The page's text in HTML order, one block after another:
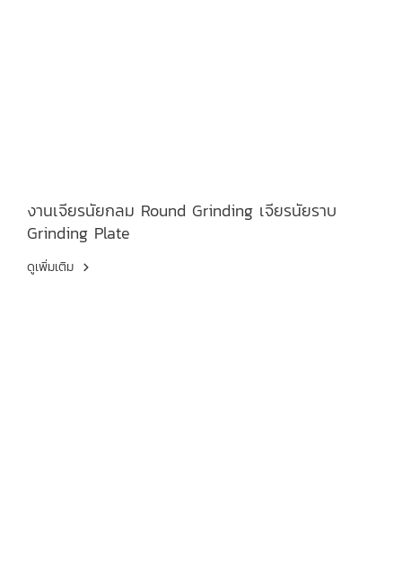
งานเจียรนัยกลม Round Grinding เจียรนัยราบ
Grinding Plate
ดูเพิ่มเติม